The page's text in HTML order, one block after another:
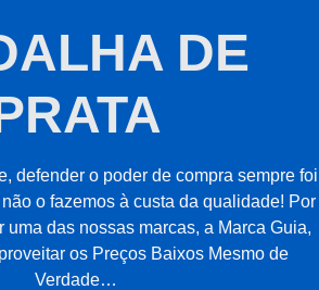
DE
defender o poder de compra sempre foi
o fazemos à custa da qualidade! Por
uma das nossas marcas, a Marca Guia,
os Preços Baixos Mesmo de
Verdade…